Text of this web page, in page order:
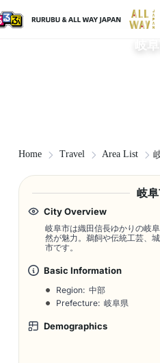
岐阜
Home Travel Area List
岐
City Overview
岐阜市は織田信長ゆかりの岐
然が魅力。鵜飼や伝統工芸、
市です。
Basic Information
Region: 中部
Prefecture: 岐阜県
Demographics